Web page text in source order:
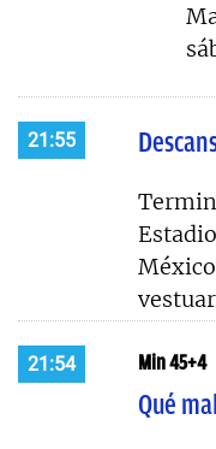
21:55
21:54 Min 45+4
Qué mal